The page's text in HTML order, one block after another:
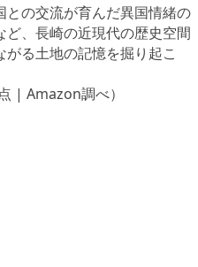
との交流が育んだ異国情緒の
、長崎の近現代の歴史空間
る土地の記憶を掘り起こ
| Amazon調べ）